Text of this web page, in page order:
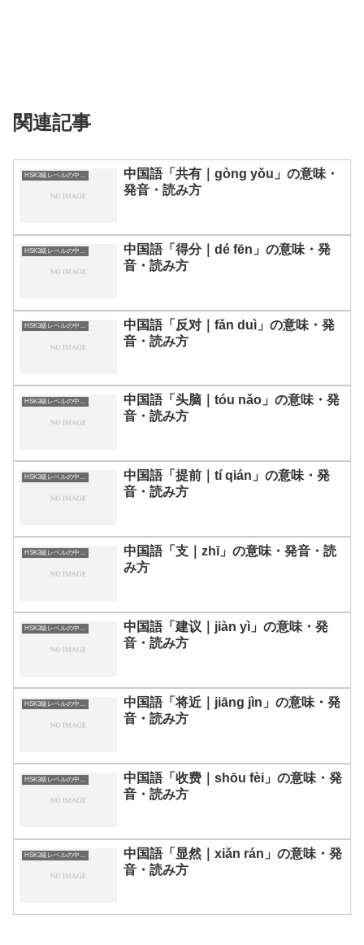
関連記事
中国語「共有｜gòng yǒu」の意味・
発音・読み方
中国語「得分｜dé fēn」の意味・発
音・読み方
HSK3級レベルの中国語
中国語「反对｜fǎn duì」の意味・発
音・読み方
HSK3級レベルの中国語
中国語「头脑｜tóu nǎo」の意味・発
音・読み方
HSK3級レベルの中国語
中国語「提前｜tí qián」の意味・発
音・読み方
HSK3級レベルの中国語
中国語「支｜zhī」の意味・発音・読
み方
HSK3級レベルの中国語
中国語「建议｜jiàn yì」の意味・発
音・読み方
HSK3級レベルの中国語
中国語「将近｜jiāng jìn」の意味・発
音・読み方
中国語「收费｜shōu fèi」の意味・発
音・読み方
中国語「显然｜xiǎn rán」の意味・発
音・読み方